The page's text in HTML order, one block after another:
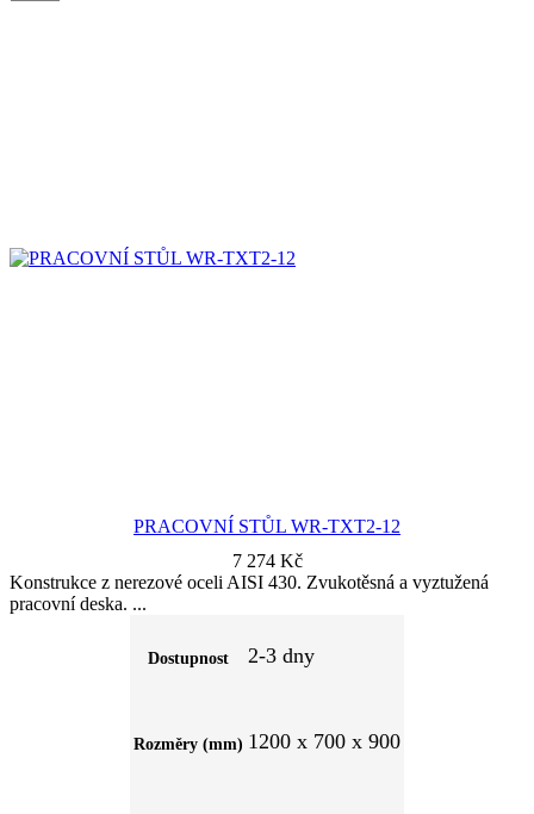
PRACOVNÍ STŮL WR-TXT2-12
7 274 Kč
Konstrukce z nerezové oceli AISI 430. Zvukotěsná a vyztužená
pracovní deska.
Dostupnost 2-3 dny
Rozměry (mm) 1200 x 700 x 900